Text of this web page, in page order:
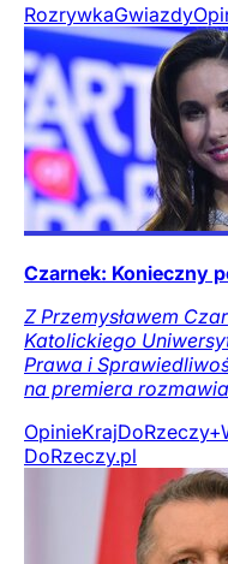
RozrywkaGwiazdy
Czarnek: Konieczny
Z Przemysławem
Katolickiego
Prawa i
na premiera
OpinieKrajDoRzeczy+
DoRzeczy.pl